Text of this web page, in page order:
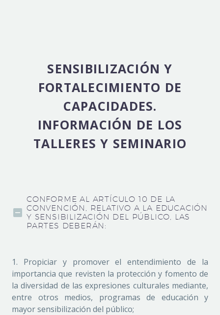
SENSIBILIZACIÓN Y
FORTALECIMIENTO DE
CAPACIDADES.
INFORMACIÓN DE LOS
TALLERES Y SEMINARIO
CONFORME AL ARTÍCULO 10 DE LA
CONVENCIÓN, RELATIVO A LA EDUCACIÓN
Y SENSIBILIZACIÓN DEL PÚBLICO, LAS
PARTES DEBERÁN:
1. Propiciar y promover el entendimiento de la
importancia que revisten la protección y fomento de
la diversidad de las expresiones culturales mediante,
entre otros medios, programas de educación y
mayor sensibilización del público;